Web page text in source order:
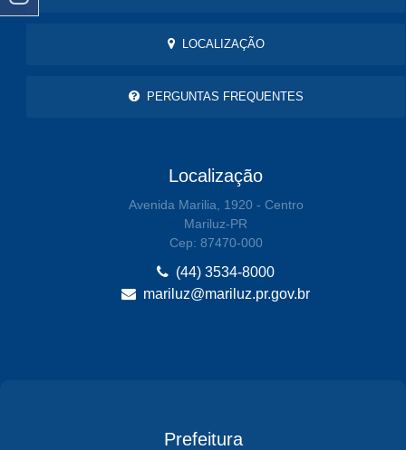
LOCALIZAÇÃO
PERGUNTAS FREQUENTES
Localização
Avenida Marilia, 1920 - Centro
Mariluz-PR
Cep: 87470-000
(44) 3534-8000
mariluz@mariluz.pr.gov.br
Prefeitura